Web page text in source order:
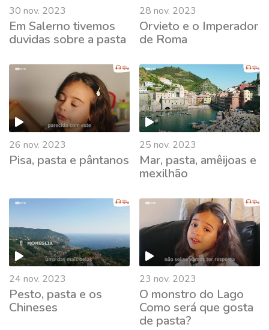
30 nov. 2023
Em Salerno tivemos
duvidas sobre a pasta
28 nov. 2023
Orvieto e o Imperador
de Roma
26 nov. 2023
Pisa, pasta e pântanos
25 nov. 2023
Mar, pasta, amêijoas e
mexilhão
24 nov. 2023
Pesto, pasta e os
Chineses
23 nov. 2023
O monstro do Lago
Como será que gosta
de pasta?